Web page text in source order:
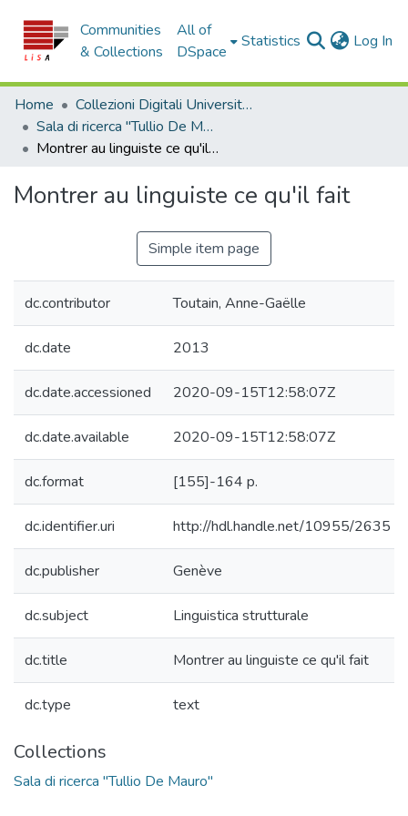
Communities
& Collections
All of
DSpace
Statistics Log In
Home
Collezioni Digitali Università della Calabria
Sala di ricerca "Tullio De Mauro"
Montrer au linguiste ce qu'il fait
Montrer au linguiste ce qu'il fait
Simple item page
dc.contributor Toutain, Anne-Gaëlle
dc.date 2013
dc.date.accessioned 2020-09-15T12:58:07Z
dc.date.available 2020-09-15T12:58:07Z
dc.format [155]-164 p.
dc.identifier.uri http://hdl.handle.net/10955/2635
dc.publisher Genève
dc.subject Linguistica strutturale
dc.title Montrer au linguiste ce qu'il fait
dc.type text
Collections
Sala di ricerca "Tullio De Mauro"